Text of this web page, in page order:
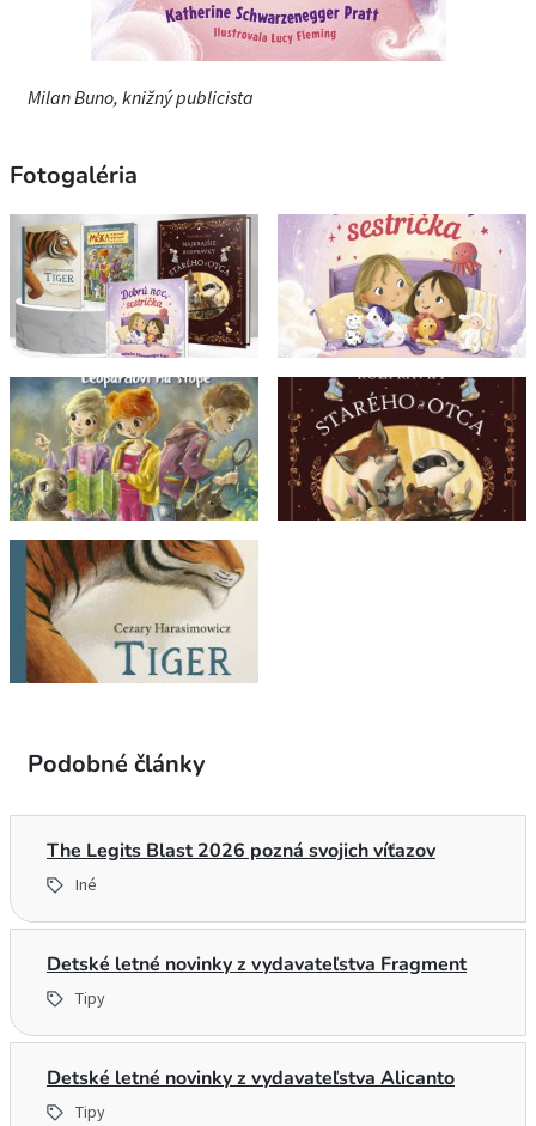
Milan Buno, knižný publicista
Fotogaléria
Podobné články
The Legits Blast 2026 pozná svojich víťazov
Iné
Detské letné novinky z vydavateľstva Fragment
Tipy
Detské letné novinky z vydavateľstva Alicanto
Tipy